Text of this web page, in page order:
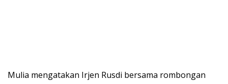
Mulia mengatakan Irjen Rusdi bersama rombongan